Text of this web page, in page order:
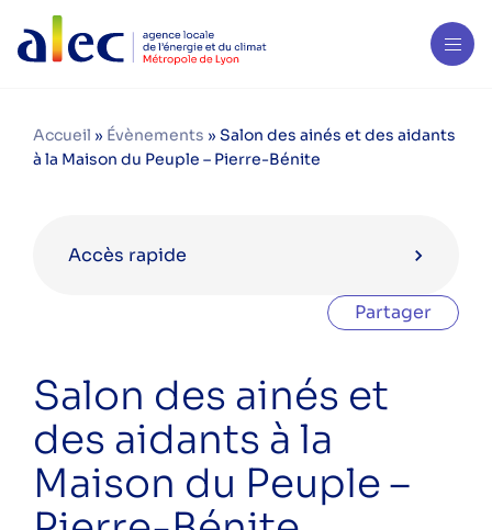
Accueil » Évènements » Salon des ainés et des aidants
à la Maison du Peuple – Pierre-Bénite
Accès rapide
Festival AGIR à Lyon par Anciela
Soirée Prime Air Bois – Caluire et
Cuire
Salon des ainés et des aidants à la
Partager
Salon des ainés et
des aidants à la
Maison du Peuple –